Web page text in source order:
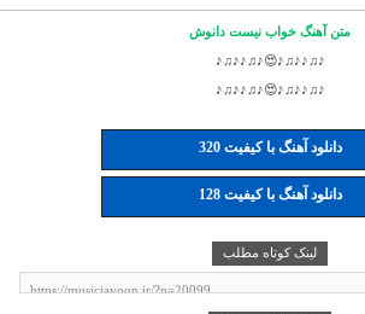
متن آهنگ خواب نیست دانوش
♪♫♪♪♫♪😍♪♫♪♪♫♪
♪♫♪♪♫♪😍♪♫♪♪♫♪
دانلود آهنگ با کیفیت 320
دانلود آهنگ با کیفیت 128
لینک کوتاه مطلب